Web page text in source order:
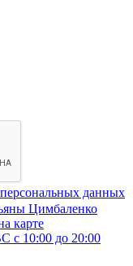
данных
Цимбаленко
карте
с 10:00 до 20:00